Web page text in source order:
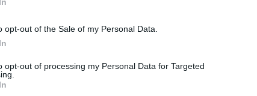
opt-out of the Sale of my Personal Data.
opt-out of processing my Personal Data for Targeted
να συγκρίνουν σε πραγματικό χρόνο τις
και στοΜέγαρο Μαξίμουεκτιμούν ότι η
ψηφιακό ελεγκτικό εργαλείο στα χέρια